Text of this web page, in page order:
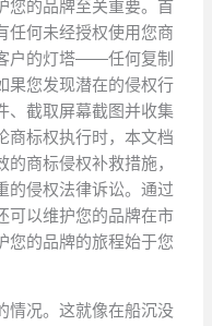
您的品牌至关重要。首
任何未经授权使用您商
户的灯塔——任何复制
果您发现潜在的侵权行
、截取屏幕截图并收集
商标权执行时，本文档
商标侵权补救措施，
的侵权法律诉讼。通过
可以维护您的品牌在市
您的品牌的旅程始于您
情况。这就像在船沉没